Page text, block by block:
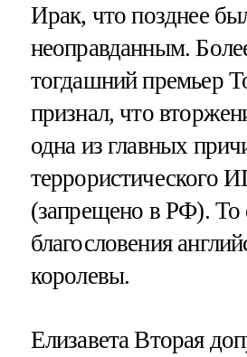
Ирак, что позднее
неоправданным.
тогдашний премьер
признал, что
одна из главных
террористического
(запрещено в РФ).
благословения
королевы.
Елизавета Вторая